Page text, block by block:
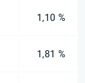
1,10 %
1,81 %